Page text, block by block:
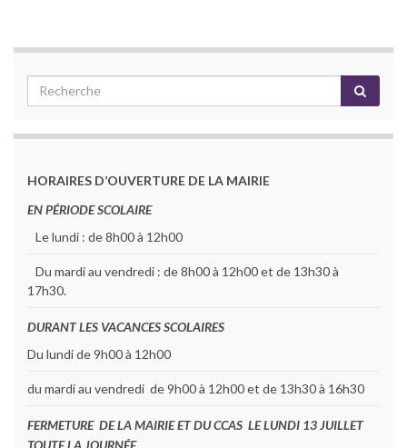
HORAIRES D’OUVERTURE DE LA MAIRIE
EN PÉRIODE SCOLAIRE
Le lundi : de 8h00 à 12h00
Du mardi au vendredi : de 8h00 à 12h00 et de 13h30 à
17h30.
DURANT LES VACANCES SCOLAIRES
Du lundi de 9h00 à 12h00
du mardi au vendredi de 9h00 à 12h00 et de 13h30 à 16h30
FERMETURE DE LA MAIRIE ET DU CCAS LE LUNDI 13 JUILLET
TOUTE LA JOURNÉE